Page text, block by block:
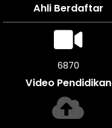
Ahli Berdaftar
7584
Video Pendidikan